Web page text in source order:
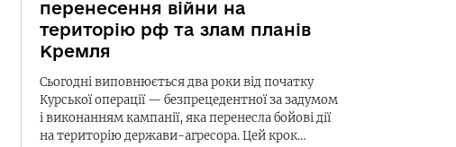
перенесення війни на
територію рф та злам планів
Кремля
Сьогодні виповнюється два роки від початку
Курської операції — безпрецедентної за задумом
і виконанням кампанії, яка перенесла бойові дії
на територію держави-агресора. Цей крок…